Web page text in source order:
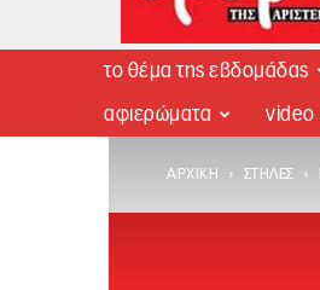
το θέμα της εβδομάδας
αφιερώματα video
ΑΡΧΙΚΉ ΣΤΉΛΕΣ